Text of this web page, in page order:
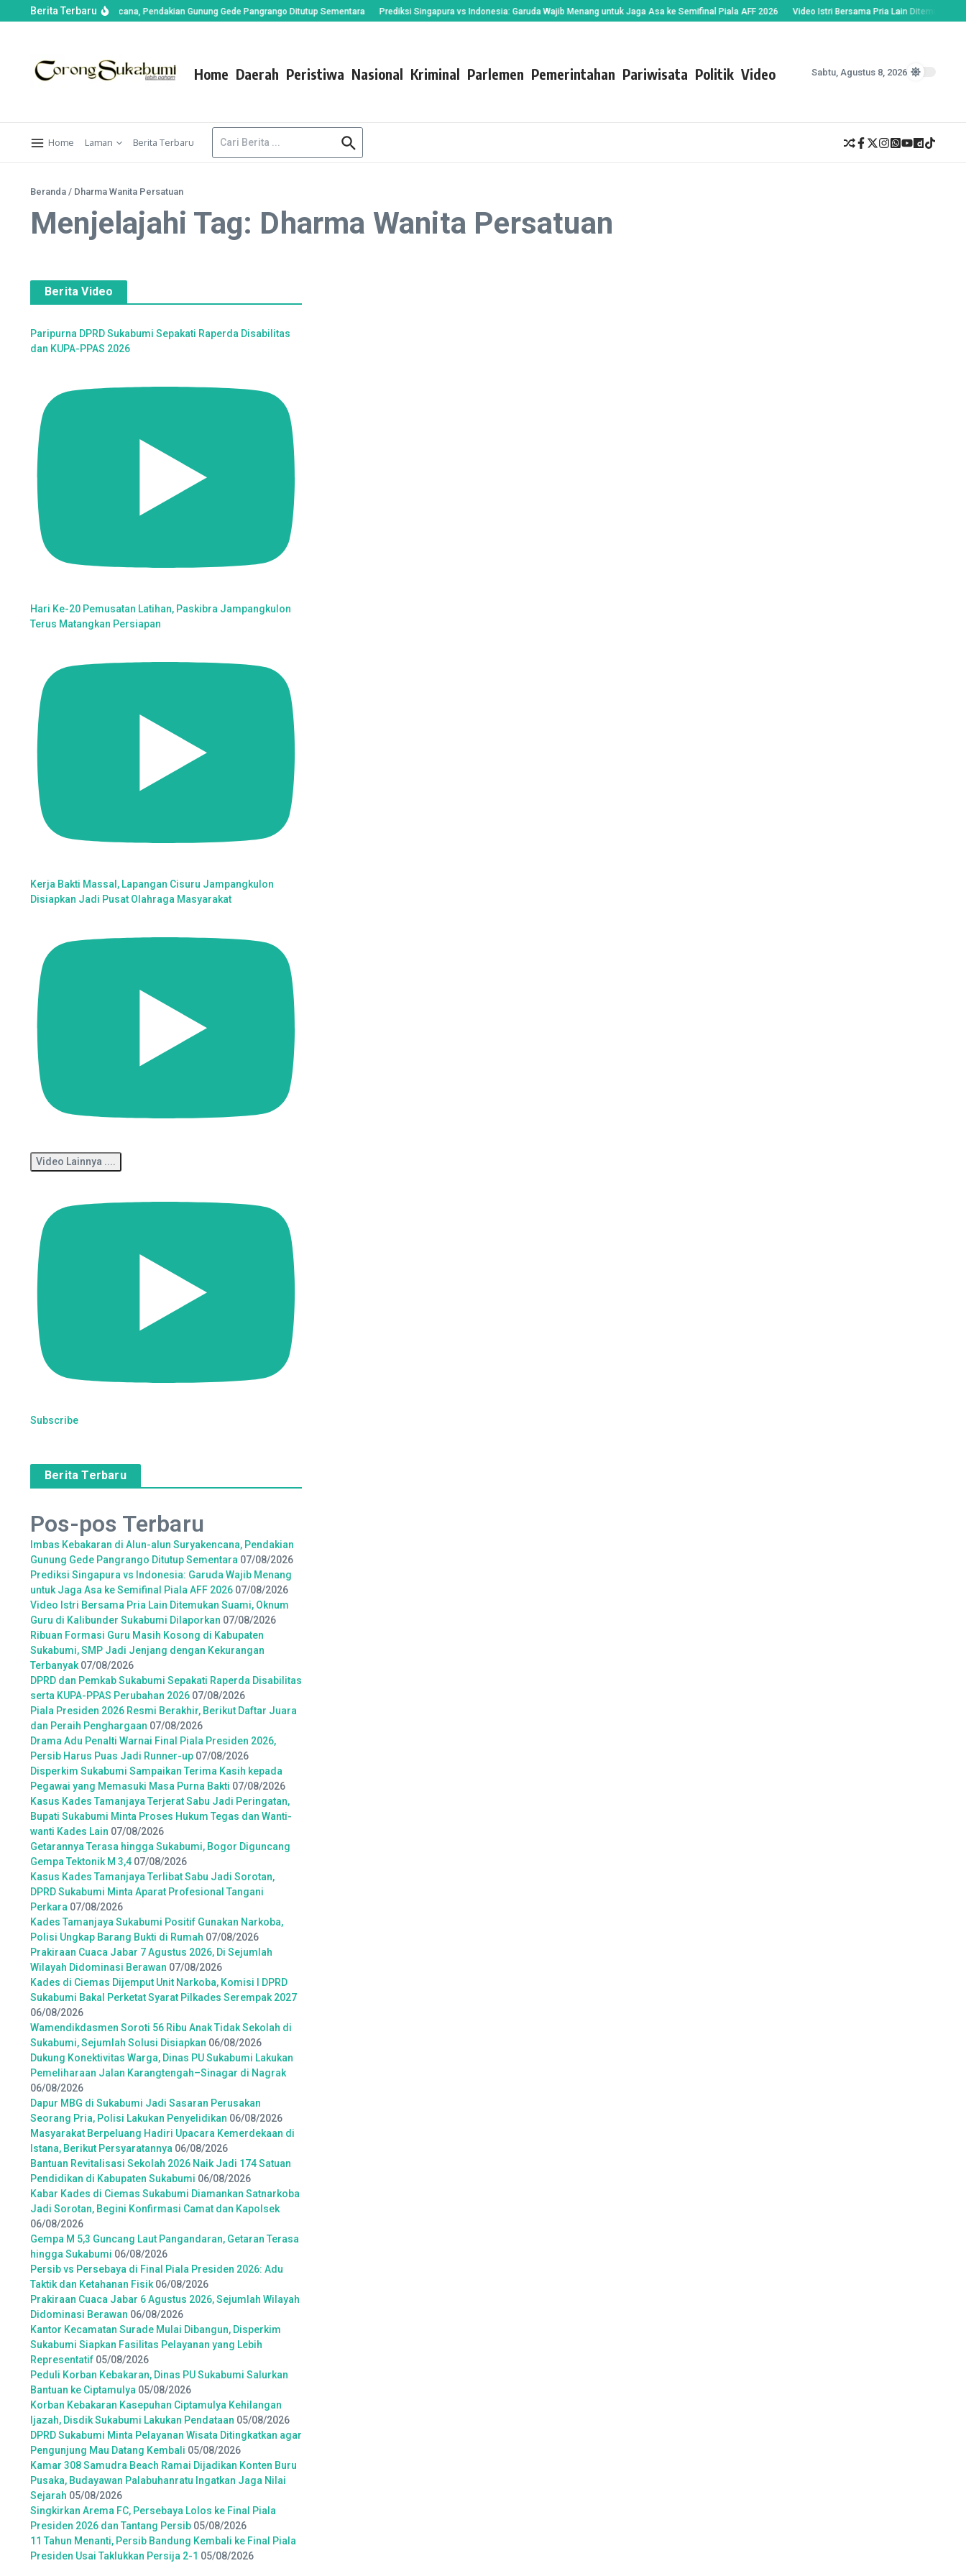
Berita Terbaru
di Alun-alun Suryakencana, Pendakian Gunung Gede Pangrango Ditutup Sementara Prediksi Singapura vs Indonesia: Garuda Wajib Menang untuk Jaga Asa ke Semifinal Piala AFF 2026 Video Istri Bersama Pria Lain Ditemukan Suami,
Home Daerah Peristiwa Nasional Kriminal Parlemen Pemerintahan Pariwisata Politik Video Sabtu, Agustus 8, 2026
Home Laman Berita Terbaru
Beranda / Dharma Wanita Persatuan
Menjelajahi Tag: Dharma Wanita Persatuan
Berita Video
Paripurna DPRD Sukabumi Sepakati Raperda Disabilitas
dan KUPA-PPAS 2026
Hari Ke-20 Pemusatan Latihan, Paskibra Jampangkulon
Terus Matangkan Persiapan
Kerja Bakti Massal, Lapangan Cisuru Jampangkulon
Disiapkan Jadi Pusat Olahraga Masyarakat
Video Lainnya ....
Subscribe
Berita Terbaru
Pos-pos Terbaru
Imbas Kebakaran di Alun-alun Suryakencana, Pendakian
Gunung Gede Pangrango Ditutup Sementara 07/08/2026
Prediksi Singapura vs Indonesia: Garuda Wajib Menang
untuk Jaga Asa ke Semifinal Piala AFF 2026 07/08/2026
Video Istri Bersama Pria Lain Ditemukan Suami, Oknum
Guru di Kalibunder Sukabumi Dilaporkan 07/08/2026
Ribuan Formasi Guru Masih Kosong di Kabupaten
Sukabumi, SMP Jadi Jenjang dengan Kekurangan
Terbanyak 07/08/2026
DPRD dan Pemkab Sukabumi Sepakati Raperda Disabilitas
serta KUPA-PPAS Perubahan 2026 07/08/2026
Piala Presiden 2026 Resmi Berakhir, Berikut Daftar Juara
dan Peraih Penghargaan 07/08/2026
Drama Adu Penalti Warnai Final Piala Presiden 2026,
Persib Harus Puas Jadi Runner-up 07/08/2026
Disperkim Sukabumi Sampaikan Terima Kasih kepada
Pegawai yang Memasuki Masa Purna Bakti 07/08/2026
Kasus Kades Tamanjaya Terjerat Sabu Jadi Peringatan,
Bupati Sukabumi Minta Proses Hukum Tegas dan Wanti-
wanti Kades Lain 07/08/2026
Getarannya Terasa hingga Sukabumi, Bogor Diguncang
Gempa Tektonik M 3,4 07/08/2026
Kasus Kades Tamanjaya Terlibat Sabu Jadi Sorotan,
DPRD Sukabumi Minta Aparat Profesional Tangani
Perkara 07/08/2026
Kades Tamanjaya Sukabumi Positif Gunakan Narkoba,
Polisi Ungkap Barang Bukti di Rumah 07/08/2026
Prakiraan Cuaca Jabar 7 Agustus 2026, Di Sejumlah
Wilayah Didominasi Berawan 07/08/2026
Kades di Ciemas Dijemput Unit Narkoba, Komisi I DPRD
Sukabumi Bakal Perketat Syarat Pilkades Serempak 2027
06/08/2026
Wamendikdasmen Soroti 56 Ribu Anak Tidak Sekolah di
Sukabumi, Sejumlah Solusi Disiapkan 06/08/2026
Dukung Konektivitas Warga, Dinas PU Sukabumi Lakukan
Pemeliharaan Jalan Karangtengah–Sinagar di Nagrak
06/08/2026
Dapur MBG di Sukabumi Jadi Sasaran Perusakan
Seorang Pria, Polisi Lakukan Penyelidikan 06/08/2026
Masyarakat Berpeluang Hadiri Upacara Kemerdekaan di
Istana, Berikut Persyaratannya 06/08/2026
Bantuan Revitalisasi Sekolah 2026 Naik Jadi 174 Satuan
Pendidikan di Kabupaten Sukabumi 06/08/2026
Kabar Kades di Ciemas Sukabumi Diamankan Satnarkoba
Jadi Sorotan, Begini Konfirmasi Camat dan Kapolsek
06/08/2026
Gempa M 5,3 Guncang Laut Pangandaran, Getaran Terasa
hingga Sukabumi 06/08/2026
Persib vs Persebaya di Final Piala Presiden 2026: Adu
Taktik dan Ketahanan Fisik 06/08/2026
Prakiraan Cuaca Jabar 6 Agustus 2026, Sejumlah Wilayah
Didominasi Berawan 06/08/2026
Kantor Kecamatan Surade Mulai Dibangun, Disperkim
Sukabumi Siapkan Fasilitas Pelayanan yang Lebih
Representatif 05/08/2026
Peduli Korban Kebakaran, Dinas PU Sukabumi Salurkan
Bantuan ke Ciptamulya 05/08/2026
Korban Kebakaran Kasepuhan Ciptamulya Kehilangan
Ijazah, Disdik Sukabumi Lakukan Pendataan 05/08/2026
DPRD Sukabumi Minta Pelayanan Wisata Ditingkatkan agar
Pengunjung Mau Datang Kembali 05/08/2026
Kamar 308 Samudra Beach Ramai Dijadikan Konten Buru
Pusaka, Budayawan Palabuhanratu Ingatkan Jaga Nilai
Sejarah 05/08/2026
Singkirkan Arema FC, Persebaya Lolos ke Final Piala
Presiden 2026 dan Tantang Persib 05/08/2026
11 Tahun Menanti, Persib Bandung Kembali ke Final Piala
Presiden Usai Taklukkan Persija 2-1 05/08/2026